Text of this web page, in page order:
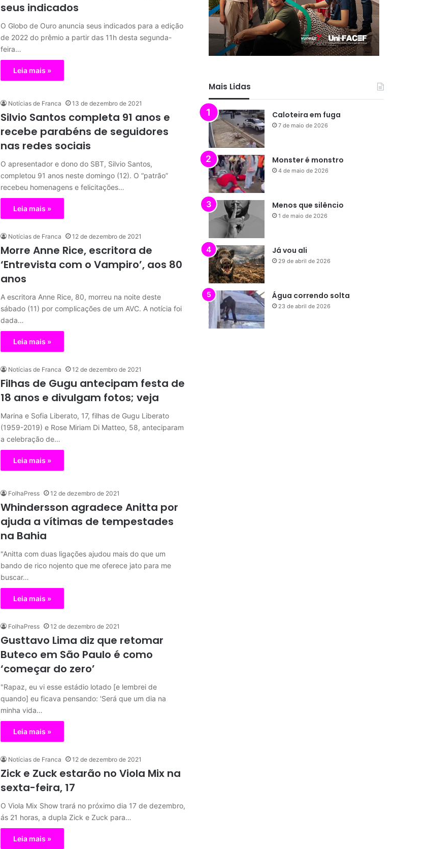
seus indicados
O Globo de Ouro anuncia seus indicados para a edição
de 2022 do prêmio a partir das 11h desta segunda-
feira…
Leia mais »
Notícias de Franca 13 de dezembro de 2021
Silvio Santos completa 91 anos e
recebe parabéns de seguidores
nas redes sociais
O apresentador e dono do SBT, Silvio Santos,
completou 91 anos neste domingo (12). O “patrão”
recebeu homenagens e felicitações…
Leia mais »
Notícias de Franca 12 de dezembro de 2021
Morre Anne Rice, escritora de
‘Entrevista com o Vampiro’, aos 80
anos
A escritora Anne Rice, 80, morreu na noite deste
sábado (11) por complicações de um AVC. A notícia foi
dada…
Leia mais »
Notícias de Franca 12 de dezembro de 2021
Filhas de Gugu antecipam festa de
18 anos e divulgam fotos; veja
Marina e Sofia Liberato, 17, filhas de Gugu Liberato
(1959-2019) e Rose Miriam Di Matteo, 58, anteciparam
a celebração de…
Leia mais »
FolhaPress 12 de dezembro de 2021
Whindersson agradece Anitta por
ajuda a vítimas de tempestades
na Bahia
"Anitta com duas ligações ajudou mais do que um
bando de rico nojento que me oferece jato para me
buscar…
Leia mais »
FolhaPress 12 de dezembro de 2021
Gusttavo Lima diz que retomar
Buteco em São Paulo é como
‘começar do zero’
"Rapaz, eu vi esse estádio lotado [e lembrei de
quando] eu ficava pensando: 'Será que um dia na
minha vida…
Leia mais »
Notícias de Franca 12 de dezembro de 2021
Zick e Zuck estarão no Viola Mix na
sexta-feira, 17
O Viola Mix Show trará no próximo dia 17 de dezembro,
ás 21 horas, a dupla Zick e Zuck para…
Leia mais »
Mais Lidas
Caloteira em fuga
4 de maio de 2026
1 de maio de 2026
29 de abril de 2026
23 de abril de 2026